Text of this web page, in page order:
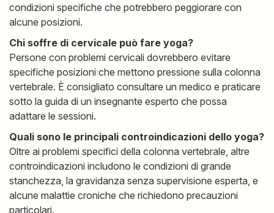
condizioni specifiche che potrebbero peggiorare con
alcune posizioni.
Chi soffre di cervicale può fare yoga?
Persone con problemi cervicali dovrebbero evitare
specifiche posizioni che mettono pressione sulla colonna
vertebrale. È consigliato consultare un medico e praticare
sotto la guida di un insegnante esperto che possa
adattare le sessioni.
Quali sono le principali controindicazioni dello yoga?
Oltre ai problemi specifici della colonna vertebrale, altre
controindicazioni includono le condizioni di grande
stanchezza, la gravidanza senza supervisione esperta, e
alcune malattie croniche che richiedono precauzioni
particolari.